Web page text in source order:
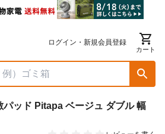
ログイン・新規会員登録
カート
パッド Pitapa ベージュ ダブル 幅